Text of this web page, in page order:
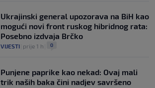
Ukrajinski general upozorava na BiH kao
mogući novi front ruskog hibridnog rata:
Posebno izdvaja Brčko
VIJESTI prije 1 h 0
Punjene paprike kao nekad: Ovaj mali
trik naših baka čini nadjev savršeno